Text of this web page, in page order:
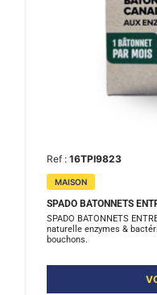
Ref : 16TPI9823
MAISON
SPADO BATONNETS
SPADO BATONNETS
naturelle enzymes &
bouchons.